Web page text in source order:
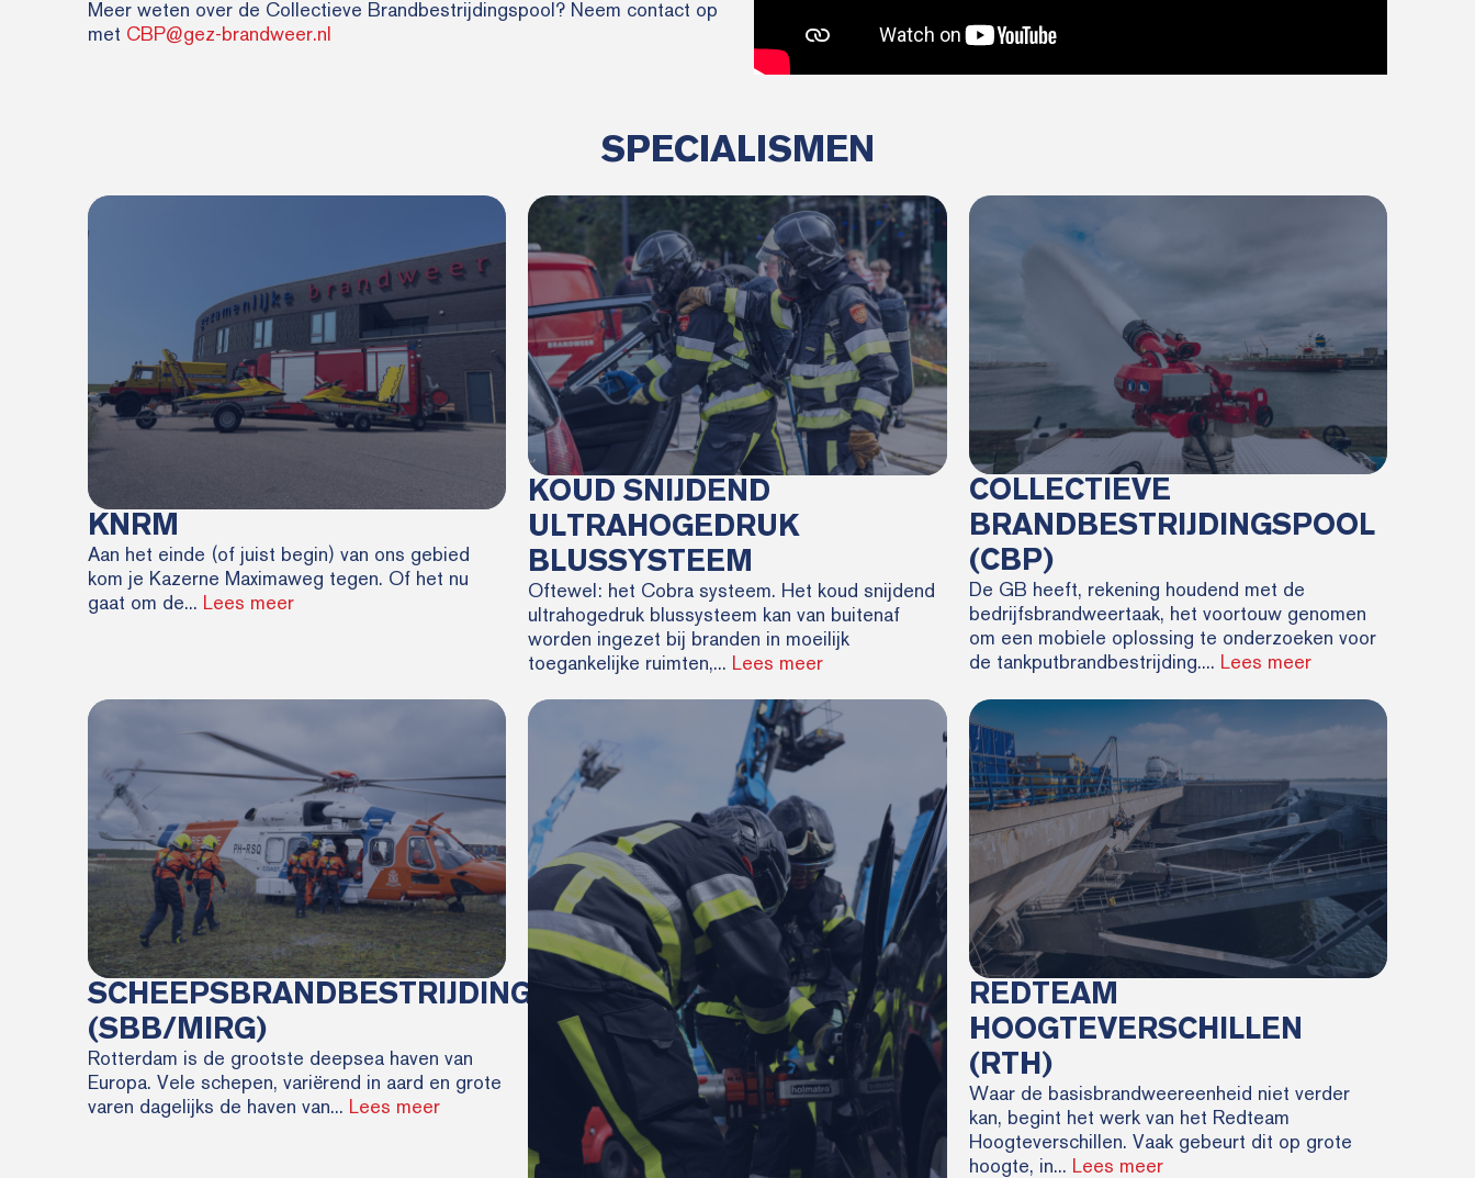
Meer weten over de Collectieve Brandbestrijdingspool? Neem contact op
met CBP@gez-brandweer.nl
SPECIALISMEN
KNRM
Aan het einde (of juist begin) van ons gebied
kom je Kazerne Maximaweg tegen. Of het nu
gaat om de... Lees meer
KOUD SNIJDEND
ULTRAHOGEDRUK
BLUSSYSTEEM
Oftewel: het Cobra systeem. Het koud snijdend
ultrahogedruk blussysteem kan van buitenaf
worden ingezet bij branden in moeilijk
toegankelijke ruimten,... Lees meer
COLLECTIEVE
BRANDBESTRIJDINGSPOOL
(CBP)
De GB heeft, rekening houdend met de
bedrijfsbrandweertaak, het voortouw genomen
om een mobiele oplossing te onderzoeken voor
de tankputbrandbestrijding.... Lees meer
SCHEEPSBRANDBESTRIJDING
(SBB/MIRG)
Rotterdam is de grootste deepsea haven van
Europa. Vele schepen, variërend in aard en grote
varen dagelijks de haven van... Lees meer
REDTEAM
HOOGTEVERSCHILLEN
(RTH)
Waar de basisbrandweereenheid niet verder
kan, begint het werk van het Redteam
Hoogteverschillen. Vaak gebeurt dit op grote
hoogte, in... Lees meer